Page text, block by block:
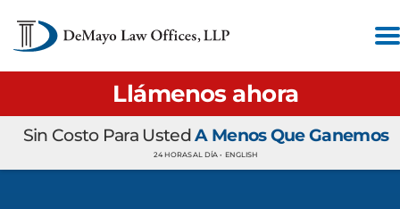
Llámenos ahora
Sin Costo Para UstedA Menos Que Ganemos
24 HORAS AL DÍA • ENGLISH